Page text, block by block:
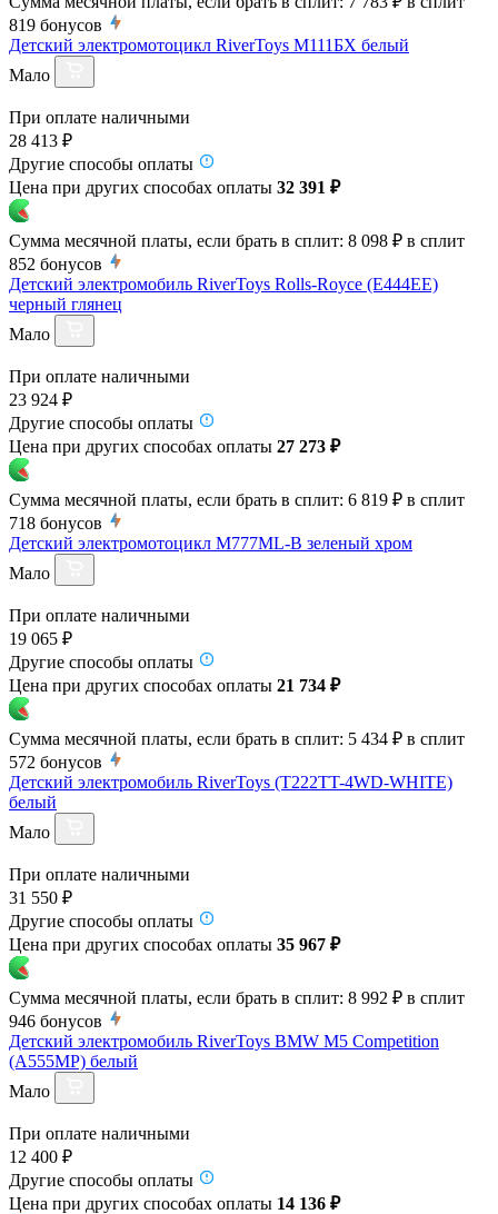
819 бонусов
Детский электромотоцикл RiverToys М111БХ белый
Мало
При оплате наличными
28 413 ₽
Другие способы оплаты
Цена при других способах оплаты 32 391 ₽
Сумма месячной платы, если брать в сплит: 8 098 ₽ в сплит
852 бонусов
Детский электромобиль RiverToys Rolls-Royce (E444EE)
черный глянец
Мало
При оплате наличными
23 924 ₽
Другие способы оплаты
Цена при других способах оплаты 27 273 ₽
Сумма месячной платы, если брать в сплит: 6 819 ₽ в сплит
718 бонусов
Детский электромотоцикл M777ML-B зеленый хром
Мало
При оплате наличными
19 065 ₽
Другие способы оплаты
Цена при других способах оплаты 21 734 ₽
Сумма месячной платы, если брать в сплит: 5 434 ₽ в сплит
572 бонусов
Детский электромобиль RiverToys (T222TT-4WD-WHITE)
белый
Мало
При оплате наличными
31 550 ₽
Другие способы оплаты
Цена при других способах оплаты 35 967 ₽
Сумма месячной платы, если брать в сплит: 8 992 ₽ в сплит
946 бонусов
Детский электромобиль RiverToys BMW M5 Competition
(A555MP) белый
Мало
При оплате наличными
12 400 ₽
Другие способы оплаты
Цена при других способах оплаты 14 136 ₽